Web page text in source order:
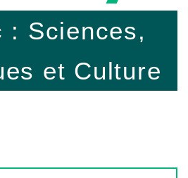
: Sciences,
et Culture